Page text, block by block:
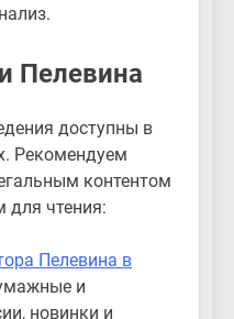
Пелевина
доступны в
Рекомендуем
контентом
чтения:
Пелевина в
и
новинки и